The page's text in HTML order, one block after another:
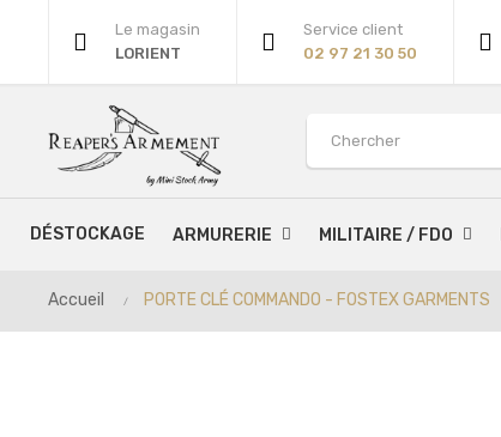
Le magasin
LORIENT
Service client
02 97 21 30 50
DÉSTOCKAGE ARMURERIE MILITAIRE / FDO
Accueil PORTE CLÉ COMMANDO - FOSTEX GARMENTS